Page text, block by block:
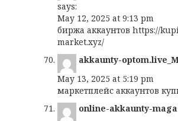
says:
May 12, 2025 at 9:13 pm
биржа аккаунтов https://
market.xyz/
akkaunty-
May 13, 2025 at 5:19 pm
маркетплейс аккаунтов
online-akkaunty-